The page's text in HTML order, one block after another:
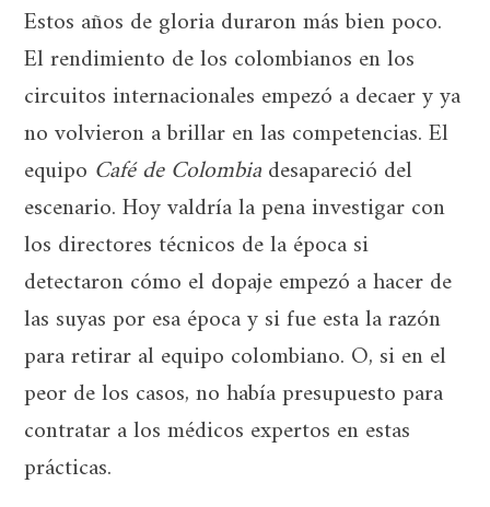
Estos años de gloria duraron más bien poco.
El rendimiento de los colombianos en los
circuitos internacionales empezó a decaer y ya
no volvieron a brillar en las competencias. El
equipo Café de Colombiadesapareció del
escenario. Hoy valdría la pena investigar con
los directores técnicos de la época si
detectaron cómo el dopaje empezó a hacer de
las suyas por esa época y si fue esta la razón
para retirar al equipo colombiano. O, si en el
peor de los casos, no había presupuesto para
contratar a los médicos expertos en estas
prácticas.